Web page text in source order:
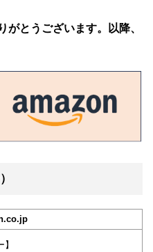
がとうございます。以降、